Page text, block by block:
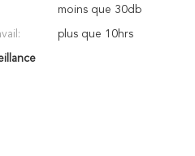
moins que 30db
plus que 10hrs